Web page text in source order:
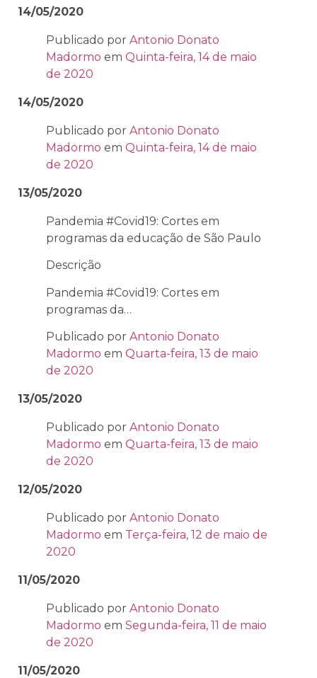
14/05/2020
Publicado por Antonio Donato
Madormo em Quinta-feira, 14 de maio
de 2020
14/05/2020
Publicado por Antonio Donato
Madormo em Quinta-feira, 14 de maio
de 2020
13/05/2020
Pandemia #Covid19: Cortes em
programas da educação de São Paulo
Descrição
Pandemia #Covid19: Cortes em
programas da…
Publicado por Antonio Donato
Madormo em Quarta-feira, 13 de maio
de 2020
13/05/2020
Publicado por Antonio Donato
Madormo em Quarta-feira, 13 de maio
de 2020
12/05/2020
Publicado por Antonio Donato
Madormo em Terça-feira, 12 de maio de
2020
11/05/2020
Publicado por Antonio Donato
Madormo em Segunda-feira, 11 de maio
de 2020
11/05/2020